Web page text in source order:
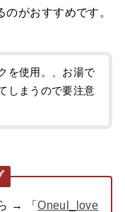
がおすすめです。
を使用。、お湯で
しまうので要注意
→ 「Oneul_love